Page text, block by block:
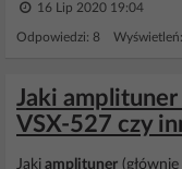
16 Lip 2020 19:04
Odpowiedzi: 8
Jaki amplituner
VSX-527 czy
Jaki amplituner